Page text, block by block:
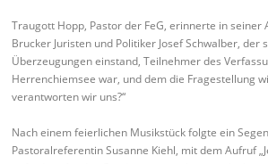
Traugott Hopp, Pastor der FeG, erinnerte in seiner
Brucker Juristen und Politiker Josef Schwalber, der
Überzeugungen einstand, Teilnehmer des
Herrenchiemsee war, und dem die Fragestellung
verantworten wir uns?“
Nach einem feierlichen Musikstück folgte ein
Pastoralreferentin Susanne Kiehl, mit dem Aufruf